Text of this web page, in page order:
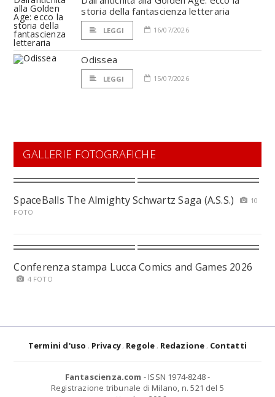
storia della fantascienza letteraria
LEGGI 16/07/2026
Odissea
LEGGI 15/07/2026
GALLERIE FOTOGRAFICHE
SpaceBalls The Almighty Schwartz Saga (A.S.S.)
10
FOTO
Conferenza stampa Lucca Comics and Games 2026
4 FOTO
Termini d'uso Privacy Regole Redazione Contatti
Fantascienza.com - ISSN 1974-8248 -
Registrazione tribunale di Milano, n. 521 del 5